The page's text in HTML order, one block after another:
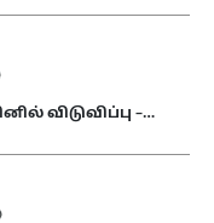
விடுவிப்பு –…